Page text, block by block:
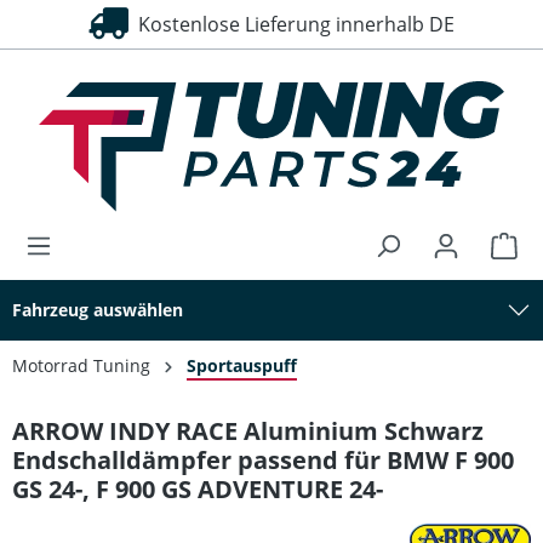
springen Kostenlose Lieferung innerhalb DE
Fahrzeug auswählen
Motorrad Tuning Sportauspuff
ARROW INDY RACE Aluminium Schwarz
Endschalldämpfer passend für BMW F 900
GS 24-, F 900 GS ADVENTURE 24-